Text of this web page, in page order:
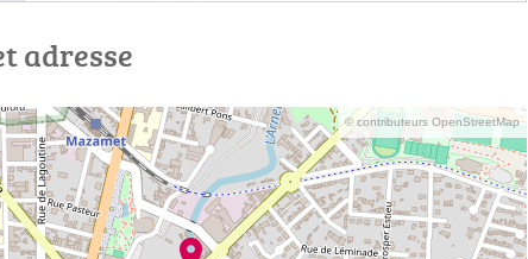
adresse
© contributeurs OpenStreetMap